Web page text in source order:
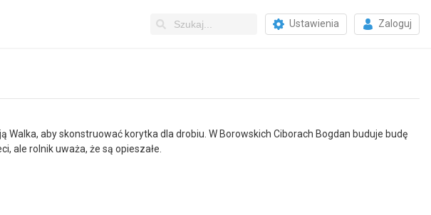
Ustawienia Zaloguj
Walka, aby skonstruować korytka dla drobiu. W Borowskich Ciborach Bogdan buduje budę
ale rolnik uważa, że są opieszałe.